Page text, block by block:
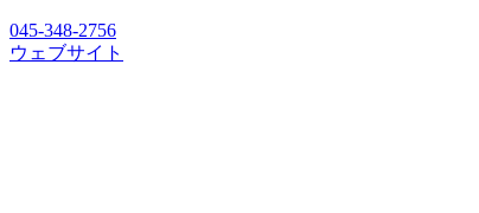
045-348-2756
ウェブサイト